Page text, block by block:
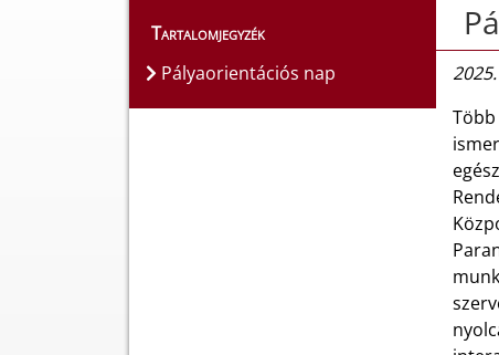
Tartalomjegyzék
Pályaorientációs nap